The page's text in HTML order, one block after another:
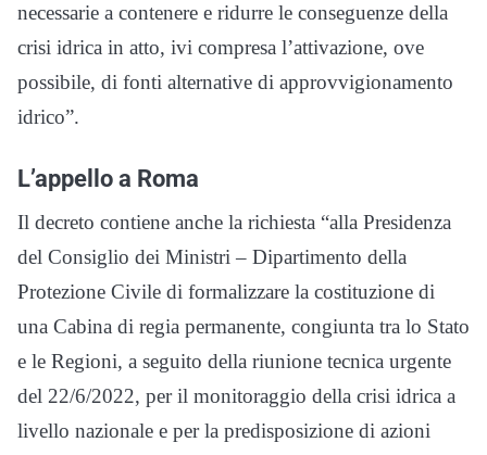
necessarie a contenere e ridurre le conseguenze della
crisi idrica in atto, ivi compresa l’attivazione, ove
possibile, di fonti alternative di approvvigionamento
idrico”.
L’appello a Roma
Il decreto contiene anche la richiesta “alla Presidenza
del Consiglio dei Ministri – Dipartimento della
Protezione Civile di formalizzare la costituzione di
una Cabina di regia permanente, congiunta tra lo Stato
e le Regioni, a seguito della riunione tecnica urgente
del 22/6/2022, per il monitoraggio della crisi idrica a
livello nazionale e per la predisposizione di azioni